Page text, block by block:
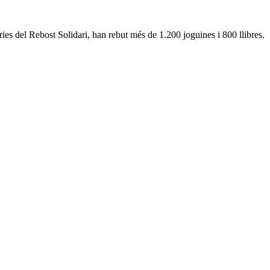
del Rebost Solidari, han rebut més de 1.200 joguines i 800 llibres.